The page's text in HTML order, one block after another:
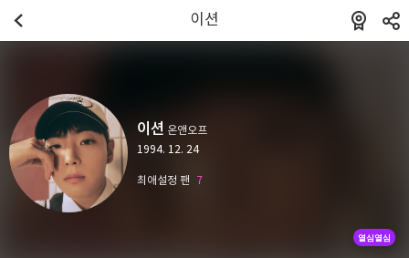
이션
이션 온앤오프
1994. 12. 24
최애설정 팬 7
열심열심